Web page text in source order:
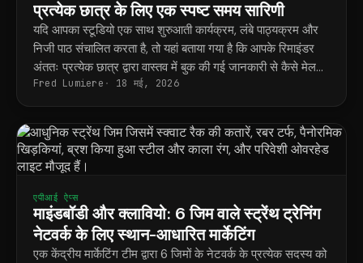
प्रत्येक छात्र के लिए एक स्पष्ट समय सारिणी
यदि आपका स्टूडियो एक साथ शुरुआती कार्यक्रम, लंबे पाठ्यक्रम और
निजी पाठ संचालित करता है, तो यहां बताया गया है कि आपके रिमाइंडर
अंततः प्रत्येक छात्र द्वारा वास्तव में बुक की गई जानकारी से कैसे मेल
खाते हैं।
Fred Lumiere 18 मई, 2026
एपीआई ऐप्स
माइंडबॉडी और क्लावियो: 6 जिम वाले स्ट्रेंथ ट्रेनिंग
नेटवर्क के लिए स्थान-आधारित मार्केटिंग
एक केंद्रीय मार्केटिंग टीम द्वारा 6 जिमों के नेटवर्क के प्रत्येक सदस्य को